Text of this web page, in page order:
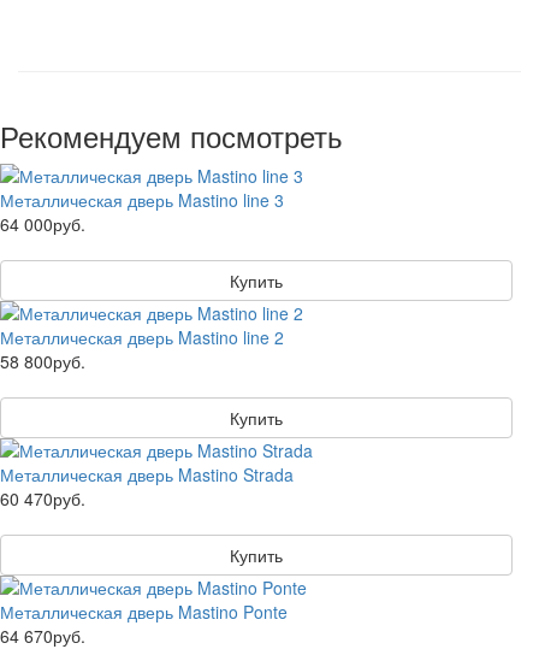
Рекомендуем посмотреть
Металлическая дверь Mastino line 3
64 000руб.
Купить
Металлическая дверь Mastino line 2
58 800руб.
Купить
Металлическая дверь Mastino Strada
60 470руб.
Купить
Металлическая дверь Mastino Ponte
64 670руб.